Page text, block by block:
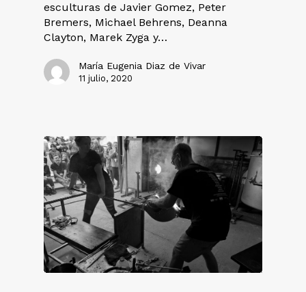
esculturas de Javier Gomez, Peter
Bremers, Michael Behrens, Deanna
Clayton, Marek Zyga y…
María Eugenia Diaz de Vivar
11 julio, 2020